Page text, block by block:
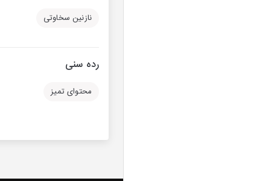
نازنین سخاوتی
رده سنی
محتوای تمیز